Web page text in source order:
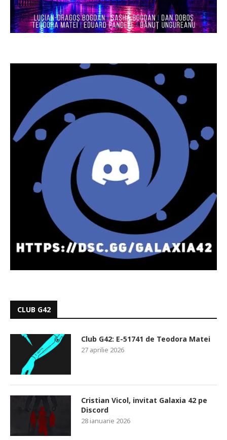
CLUB G42
Club G42: E-51741 de Teodora Matei
27 aprilie 2026
Cristian Vicol, invitat Galaxia 42 pe
Discord
28 ianuarie 2026